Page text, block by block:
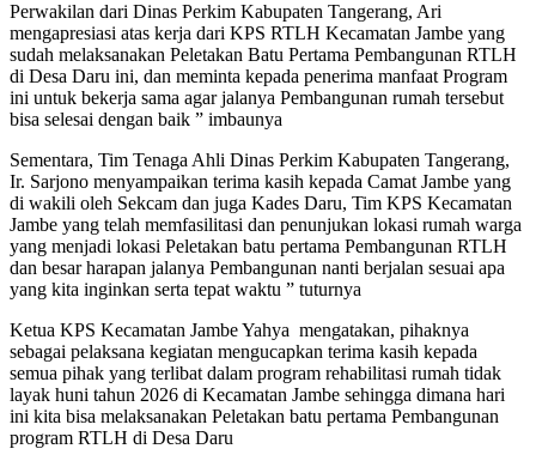
Perwakilan dari Dinas Perkim Kabupaten Tangerang, Ari
mengapresiasi atas kerja dari KPS RTLH Kecamatan Jambe yang
sudah melaksanakan Peletakan Batu Pertama Pembangunan RTLH
di Desa Daru ini, dan meminta kepada penerima manfaat Program
ini untuk bekerja sama agar jalanya Pembangunan rumah tersebut
bisa selesai dengan baik ” imbaunya
Sementara, Tim Tenaga Ahli Dinas Perkim Kabupaten Tangerang,
Ir. Sarjono menyampaikan terima kasih kepada Camat Jambe yang
di wakili oleh Sekcam dan juga Kades Daru, Tim KPS Kecamatan
Jambe yang telah memfasilitasi dan penunjukan lokasi rumah warga
yang menjadi lokasi Peletakan batu pertama Pembangunan RTLH
dan besar harapan jalanya Pembangunan nanti berjalan sesuai apa
yang kita inginkan serta tepat waktu ” tuturnya
Ketua KPS Kecamatan Jambe Yahya mengatakan, pihaknya
sebagai pelaksana kegiatan mengucapkan terima kasih kepada
semua pihak yang terlibat dalam program rehabilitasi rumah tidak
layak huni tahun 2026 di Kecamatan Jambe sehingga dimana hari
ini kita bisa melaksanakan Peletakan batu pertama Pembangunan
program RTLH di Desa Daru